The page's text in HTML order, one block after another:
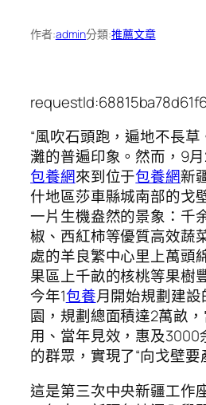
作者:admin分類:推薦文章
“風吹石頭跑，遍地不長
灘的普遍印象。然而，9
包養網來到位于包養網新
什地區莎車縣城南部的戈
一片生機盎然的景象：千
椒、西紅柿等優質高效蔬
處的羊良繁中心里上萬頭
果區上千畝的核桃等果樹
今年1包養月開始規劃建
園，規劃總面積達2萬畝
用、當年見效，惠及3000
的群眾，實現了“向戈壁要
這是第三次中央新疆工作